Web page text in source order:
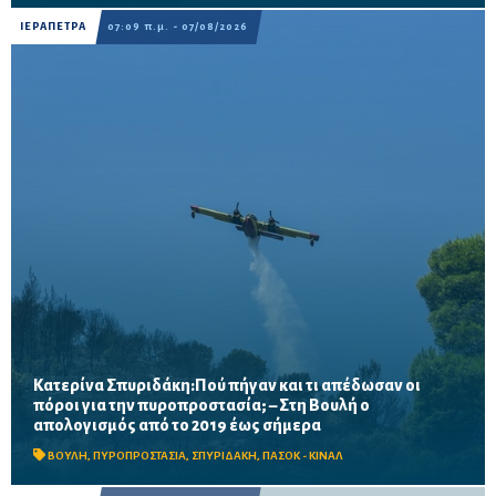
ΙΕΡΑΠΕΤΡΑ 07:09 π.μ. - 07/08/2026
Κατερίνα Σπυριδάκη:Πού πήγαν και τι απέδωσαν οι
πόροι για την πυροπροστασία; – Στη Βουλή ο
απολογισμός από το 2019 έως σήμερα
ΒΟΥΛΗ, ΠΥΡΟΠΡΟΣΤΑΣΙΑ, ΣΠΥΡΙΔΑΚΗ, ΠΑΣΟΚ - ΚΙΝΑΛ
Το ΠΑΣΟΚ ζητά πλήρη απολογισμό των χρηματοδοτήσεων από
το 2019, στοιχεία για τα προγράμματα «ΑΙΓΙΣ» και AntiNero,
καθώς και απαντήσεις για προσωπικό, οχήματα, ε...